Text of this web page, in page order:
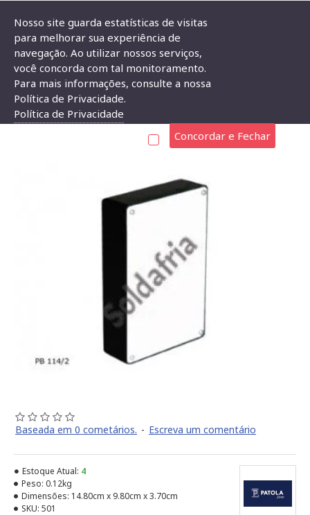
Caixa Patola PB-114/2 36x97x147
CAIXA PATOLA PB-114/2 36X97X147
Baseada em 0 cometários. - Escreva um comentário
Estoque Atual: 4
Peso: 0.12kg
Dimensões: 14.80cm x 9.80cm x 3.70cm
SKU: 501
Nosso site guarda estatísticas de visitas
para melhorar sua experiência de
navegação. Ao utilizar nossos serviços,
você concorda com tal monitoramento.
Para mais informações, consulte a nossa
Política de Privacidade.
Política de Privacidade
Concordar e Fechar